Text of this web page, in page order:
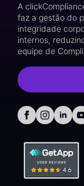
A
faz a gestão do
integridade
internos,
equipe de